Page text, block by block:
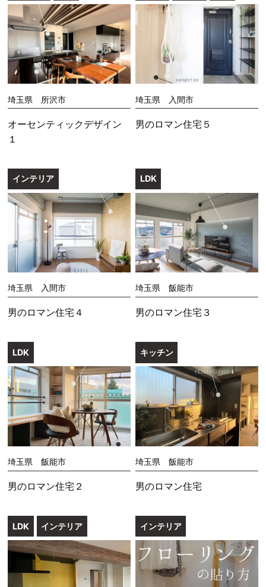
埼玉県 所沢市
オーセンティックデザイン
１
埼玉県 入間市
男のロマン住宅５
インテリア
埼玉県 入間市
男のロマン住宅４
LDK
埼玉県 飯能市
男のロマン住宅３
LDK
埼玉県 飯能市
男のロマン住宅２
キッチン
埼玉県 飯能市
男のロマン住宅
LDK インテリア インテリア